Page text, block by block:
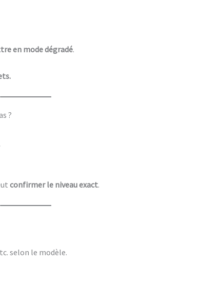
en mode dégradé.
?
confirmer le niveau exact.
selon le modèle.